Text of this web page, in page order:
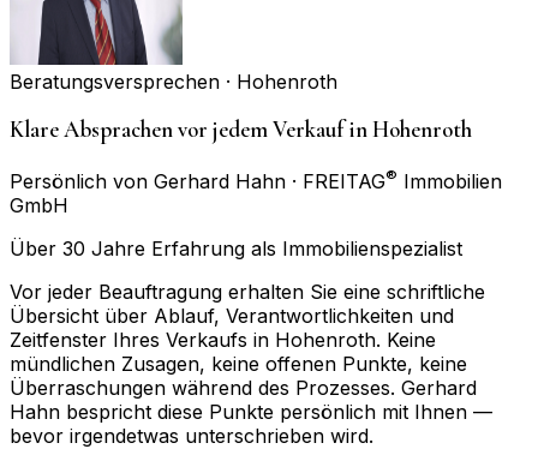
Beratungsversprechen · Hohenroth
Klare Absprachen vor jedem Verkauf in Hohenroth
Persönlich von Gerhard Hahn · FREITAG® Immobilien
GmbH
Über 30 Jahre Erfahrung als Immobilienspezialist
Vor jeder Beauftragung erhalten Sie eine schriftliche
Übersicht über Ablauf, Verantwortlichkeiten und
Zeitfenster Ihres Verkaufs in Hohenroth. Keine
mündlichen Zusagen, keine offenen Punkte, keine
Überraschungen während des Prozesses. Gerhard
Hahn bespricht diese Punkte persönlich mit Ihnen —
bevor irgendetwas unterschrieben wird.